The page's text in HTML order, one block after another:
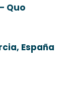
Quo
España